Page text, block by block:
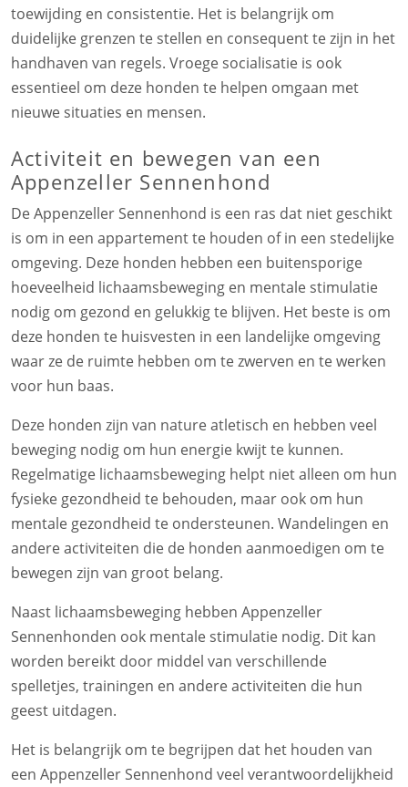
toewijding en consistentie. Het is belangrijk om
duidelijke grenzen te stellen en consequent te zijn in het
handhaven van regels. Vroege socialisatie is ook
essentieel om deze honden te helpen omgaan met
nieuwe situaties en mensen.
Activiteit en bewegen van een
Appenzeller Sennenhond
De Appenzeller Sennenhond is een ras dat niet geschikt
is om in een appartement te houden of in een stedelijke
omgeving. Deze honden hebben een buitensporige
hoeveelheid lichaamsbeweging en mentale stimulatie
nodig om gezond en gelukkig te blijven. Het beste is om
deze honden te huisvesten in een landelijke omgeving
waar ze de ruimte hebben om te zwerven en te werken
voor hun baas.
Deze honden zijn van nature atletisch en hebben veel
beweging nodig om hun energie kwijt te kunnen.
Regelmatige lichaamsbeweging helpt niet alleen om hun
fysieke gezondheid te behouden, maar ook om hun
mentale gezondheid te ondersteunen. Wandelingen en
andere activiteiten die de honden aanmoedigen om te
bewegen zijn van groot belang.
Naast lichaamsbeweging hebben Appenzeller
Sennenhonden ook mentale stimulatie nodig. Dit kan
worden bereikt door middel van verschillende
spelletjes, trainingen en andere activiteiten die hun
geest uitdagen.
Het is belangrijk om te begrijpen dat het houden van
een Appenzeller Sennenhond veel verantwoordelijkheid